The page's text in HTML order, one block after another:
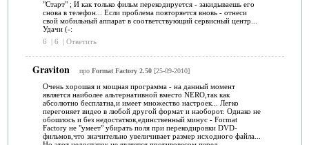
"Старт" ; И как только фильм перекодируется - закидываешь его
снова в телефон... Если проблема повторяется вновь - отнеси
свой мобильный аппарат в соответствующий сервисный центр...
Удачи (-:
6
| 6 | Ответить
Graviton про Format Factory 2.50[25-09-2010]
Очень хорошая и мощная программа - на данный момент
является наиболее альтернативной вместо NERO,так как
абсолютно бесплатна,и имеет множество настроек... Легко
перегоняет видео в любой другой формат и наоборот. Однако не
обошлось и без недостатков,единственный минус - Format
Factory не "умеет" убирать поля при перекодировки DVD-
фильмов,что значительно увеличивает размер исходного файла...